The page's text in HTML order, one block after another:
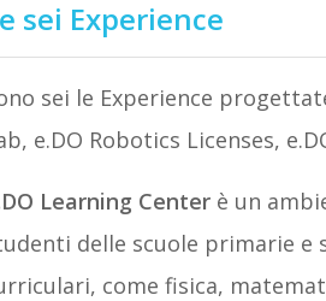
sei Experience
sei le Experience
e.DO Robotics Licenses,
Learning Center è un
delle scuole primarie e
come fisica,